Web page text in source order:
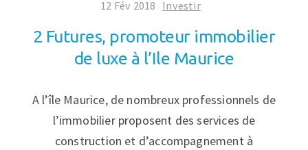
12 Fév 2018 Investir
2 Futures, promoteur immobilier
de luxe à l’Ile Maurice
A l’île Maurice, de nombreux professionnels de
l’immobilier proposent des services de
construction et d’accompagnement à